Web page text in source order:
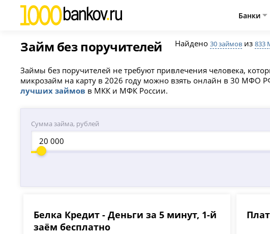
Банки
Займ без поручителей Найдено 30 займовиз 833
Займы без поручителей не требуют привлечения человека,
микрозайм на карту в 2026 году можно взять онлайн в 30 МФО
лучших займов в МКК и МФК России.
Сумма займа, рублей
Белка Кредит - Деньги за 5 минут, 1-й
заём бесплатно